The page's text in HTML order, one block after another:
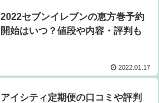
2022セブンイレブンの恵方巻予約
開始はいつ？値段や内容・評判も
2022.01.17
アイシティ定期便の口コミや評判